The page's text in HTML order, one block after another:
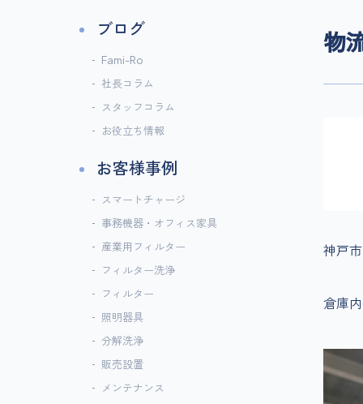
物
神戸
倉庫
ブログ
Fami-Ro
社長コラム
スタッフコラム
お役立ち情報
お客様事例
スマートチャージ
事務機器・オフィス家具
産業用フィルター
フィルター洗浄
フィルター
照明器具
分解洗浄
販売設置
メンテナンス